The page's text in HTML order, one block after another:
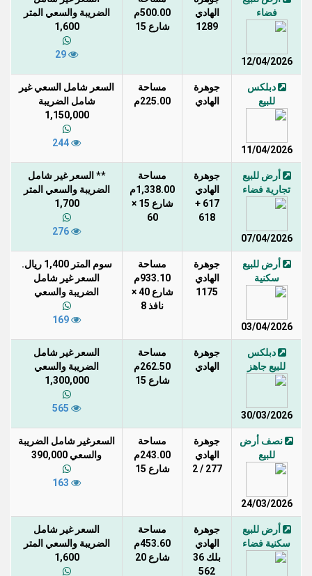
فضاء
12/04/2026
الهادي
1289
500.00م
شارع 15
الضريبة والسعي المتر
1,600
دبلكس
للبيع
11/04/2026
جوهرة
الهادي
مساحة
225.00م
السعر شامل السعي غير
شامل الضريبة
1,150,000
أرض للبيع
تجارية فضاء
07/04/2026
جوهرة
الهادي
617 +
618
مساحة
1,338.00م
شارع 15 ×
60
** السعر غير شامل
الضريبة والسعي المتر
1,700
أرض للبيع
سكنية
03/04/2026
جوهرة
الهادي
1175
مساحة
933.10م
شارع 40 ×
نافذ 8
سوم المتر 1,400 ريال.
السعر غير شامل
الضريبة والسعي
دبلكس
للبيع جاهز
30/03/2026
جوهرة
الهادي
مساحة
262.50م
شارع 15
السعر غير شامل
الضريبة والسعي
1,300,000
نصف أرض
للبيع
24/03/2026
جوهرة
الهادي
277 / 2
مساحة
243.00م
شارع 15
السعرغير شامل الضريبة
والسعي 390,000
أرض للبيع
سكنية فضاء
جوهرة
الهادي
بلك 36
562
مساحة
453.60م
شارع 20
السعر غير شامل
الضريبة والسعي المتر
1,600